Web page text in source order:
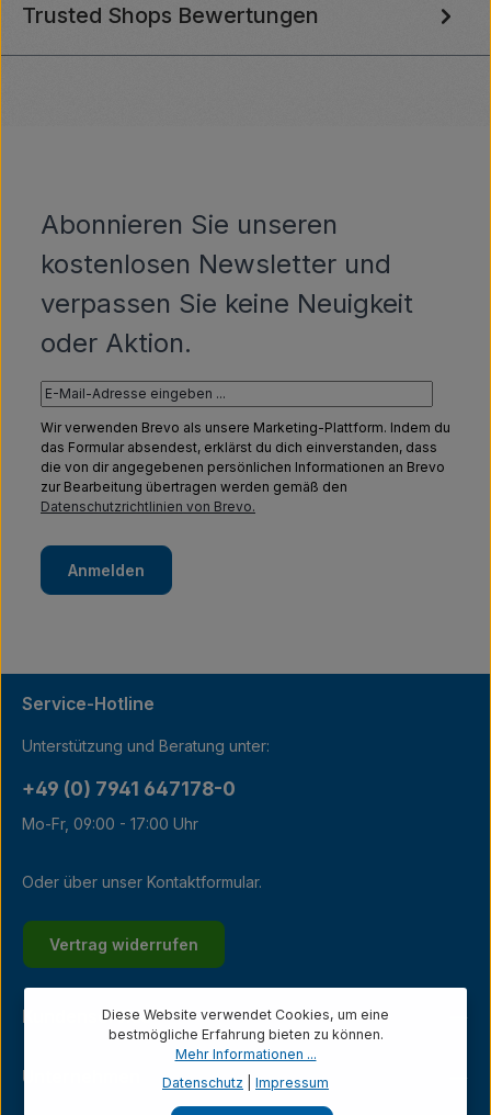
Trusted Shops Bewertungen
Abonnieren Sie unseren
kostenlosen Newsletter und
verpassen Sie keine Neuigkeit
oder Aktion.
Wir verwenden Brevo als unsere Marketing-Plattform. Indem du
das Formular absendest, erklärst du dich einverstanden, dass
die von dir angegebenen persönlichen Informationen an Brevo
zur Bearbeitung übertragen werden gemäß den
Datenschutzrichtlinien von Brevo.
Anmelden
Service-Hotline
Unterstützung und Beratung unter:
+49 (0) 7941 647178-0
Mo-Fr, 09:00 - 17:00 Uhr
Oder über unser Kontaktformular.
Vertrag widerrufen
Kundenservice
Unternehmen
Diese Website verwendet Cookies, um eine
bestmögliche Erfahrung bieten zu können.
Mehr Informationen ...
Datenschutz
Impressum